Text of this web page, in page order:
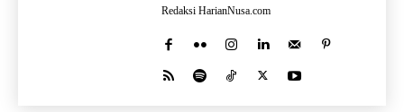
Redaksi HarianNusa.com